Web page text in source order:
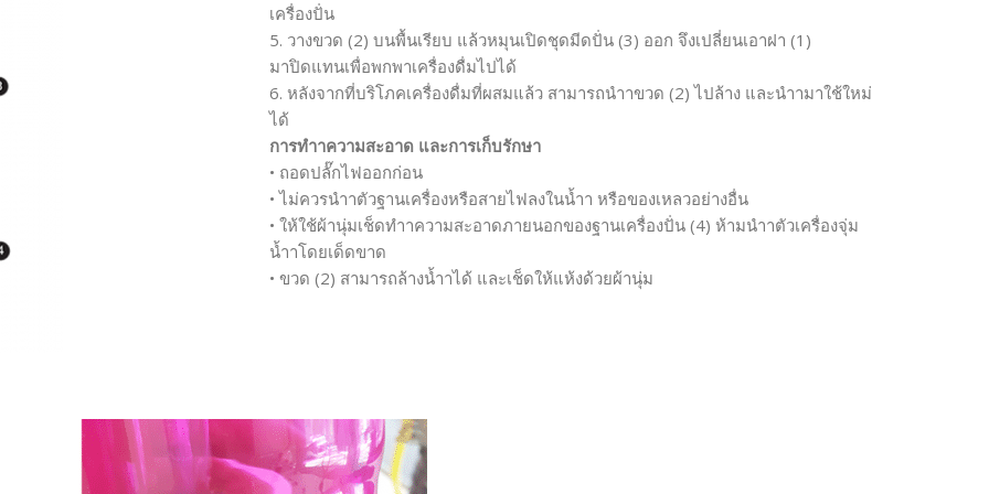
เครื่องปั่น
5. วางขวด (2) บนพื้นเรียบ แล้วหมุนเปิดชุดมีดปั่น (3) ออก จึงเปลี่ยนเอาฝา (1)
มาปิดแทนเพื่อพกพาเครื่องดื่มไปได้
6. หลังจากที่บริโภคเครื่องดื่มที่ผสมแล้ว สามารถนำาขวด (2) ไปล้าง และนำามาใช้ใหม่
ได้
การทำาความสะอาด และการเก็บรักษา
• ถอดปลั๊กไฟออกก่อน
• ไม่ควรนำาตัวฐานเครื่องหรือสายไฟลงในน้ำา หรือของเหลวอย่างอื่น
• ให้ใช้ผ้านุ่มเช็ดทำาความสะอาดภายนอกของฐานเครื่องปั่น (4) ห้ามนำาตัวเครื่องจุ่ม
น้ำาโดยเด็ดขาด
• ขวด (2) สามารถล้างน้ำาได้ และเช็ดให้แห้งด้วยผ้านุ่ม